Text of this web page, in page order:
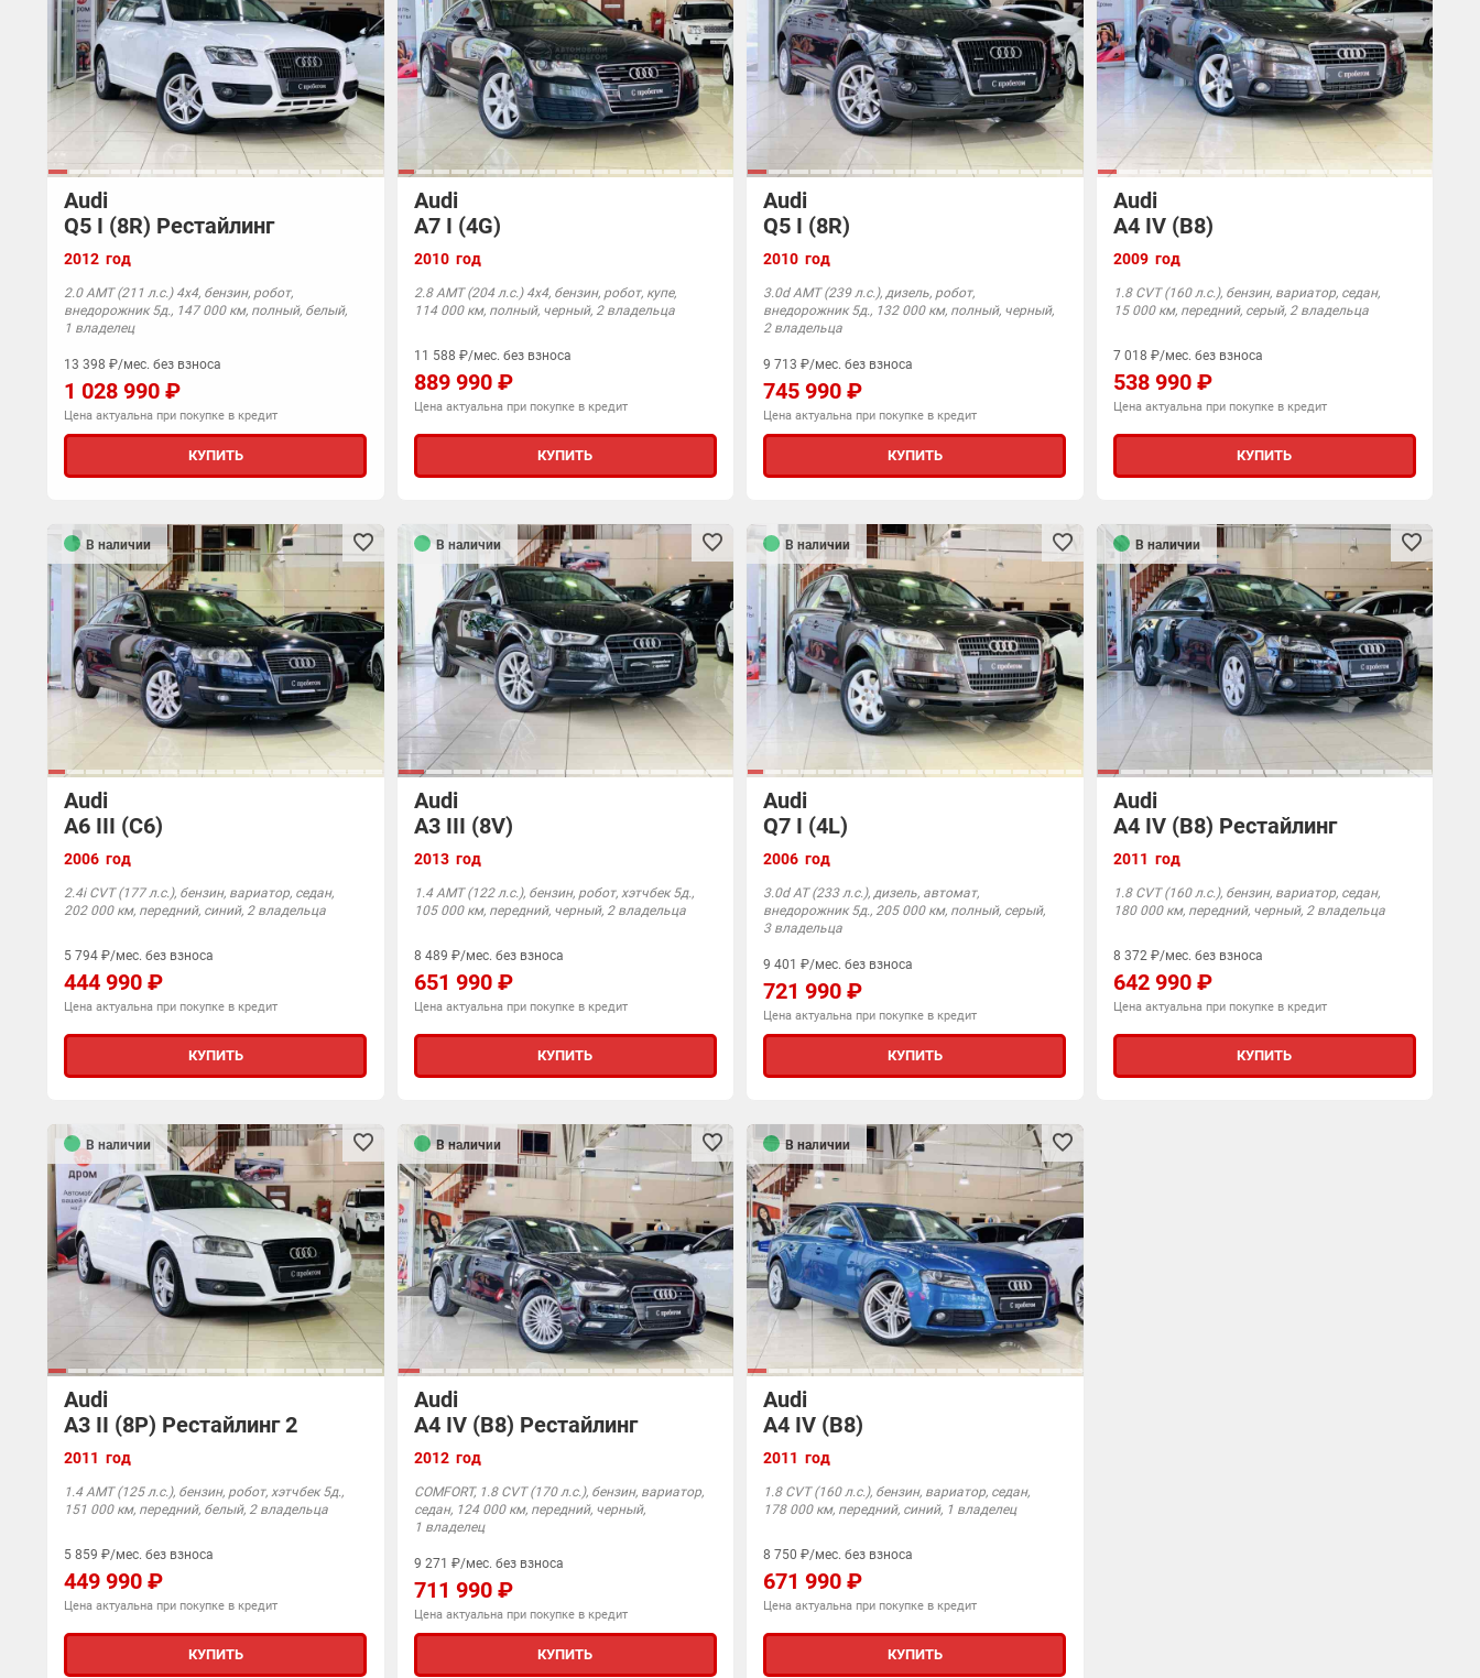
Audi
Q5 I (8R) Рестайлинг
2012 год
2.0 AMT (211 л.с.) 4x4, бензин, робот,
внедорожник 5д., 147 000 км, полный, белый,
1 владелец
13 398 ₽/мес. без взноса
1 028 990 ₽
Цена актуальна при покупке в кредит
КУПИТЬ
Audi
A7 I (4G)
2010 год
2.8 AMT (204 л.с.) 4x4, бензин, робот, купе,
114 000 км, полный, черный, 2 владельца
11 588 ₽/мес. без взноса
889 990 ₽
Цена актуальна при покупке в кредит
КУПИТЬ
Audi
Q5 I (8R)
2010 год
3.0d AMT (239 л.с.), дизель, робот,
внедорожник 5д., 132 000 км, полный, черный,
2 владельца
9 713 ₽/мес. без взноса
745 990 ₽
Цена актуальна при покупке в кредит
КУПИТЬ
Audi
A4 IV (B8)
2009 год
1.8 CVT (160 л.с.), бензин, вариатор, седан,
15 000 км, передний, серый, 2 владельца
7 018 ₽/мес. без взноса
538 990 ₽
Цена актуальна при покупке в кредит
КУПИТЬ
В наличии
Audi
A6 III (C6)
2006 год
2.4i CVT (177 л.с.), бензин, вариатор, седан,
202 000 км, передний, синий, 2 владельца
5 794 ₽/мес. без взноса
444 990 ₽
Цена актуальна при покупке в кредит
КУПИТЬ
В наличии
Audi
A3 III (8V)
2013 год
1.4 AMT (122 л.с.), бензин, робот, хэтчбек 5д.,
105 000 км, передний, черный, 2 владельца
8 489 ₽/мес. без взноса
651 990 ₽
Цена актуальна при покупке в кредит
КУПИТЬ
В наличии
Audi
Q7 I (4L)
2006 год
3.0d АТ (233 л.с.), дизель, автомат,
внедорожник 5д., 205 000 км, полный, серый,
3 владельца
9 401 ₽/мес. без взноса
721 990 ₽
Цена актуальна при покупке в кредит
КУПИТЬ
В наличии
Audi
A4 IV (B8) Рестайлинг
2011 год
1.8 CVT (160 л.с.), бензин, вариатор, седан,
180 000 км, передний, черный, 2 владельца
8 372 ₽/мес. без взноса
642 990 ₽
Цена актуальна при покупке в кредит
КУПИТЬ
В наличии
Audi
A3 II (8P) Рестайлинг 2
2011 год
1.4 AMT (125 л.с.), бензин, робот, хэтчбек 5д.,
151 000 км, передний, белый, 2 владельца
5 859 ₽/мес. без взноса
449 990 ₽
Цена актуальна при покупке в кредит
КУПИТЬ
В наличии
Audi
A4 IV (B8) Рестайлинг
2012 год
COMFORT, 1.8 CVT (170 л.с.), бензин, вариатор,
седан, 124 000 км, передний, черный,
1 владелец
9 271 ₽/мес. без взноса
711 990 ₽
Цена актуальна при покупке в кредит
КУПИТЬ
В наличии
Audi
A4 IV (B8)
2011 год
1.8 CVT (160 л.с.), бензин, вариатор, седан,
178 000 км, передний, синий, 1 владелец
8 750 ₽/мес. без взноса
671 990 ₽
Цена актуальна при покупке в кредит
КУПИТЬ